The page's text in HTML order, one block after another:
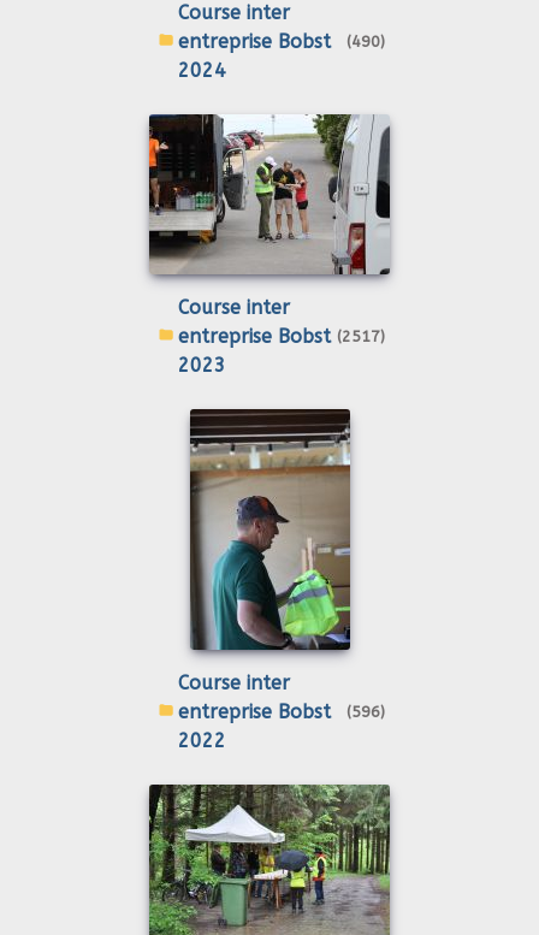
Course inter
entreprise Bobst
2024
(490)
Course inter
entreprise Bobst
2023
(2517)
Course inter
entreprise Bobst
2022
(596)